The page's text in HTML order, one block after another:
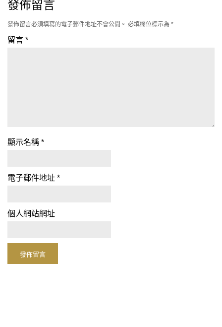
發佈留言
發佈留言必須填寫的電子郵件地址不會公開。 必填欄位標示為 *
留言 *
顯示名稱 *
電子郵件地址 *
個人網站網址